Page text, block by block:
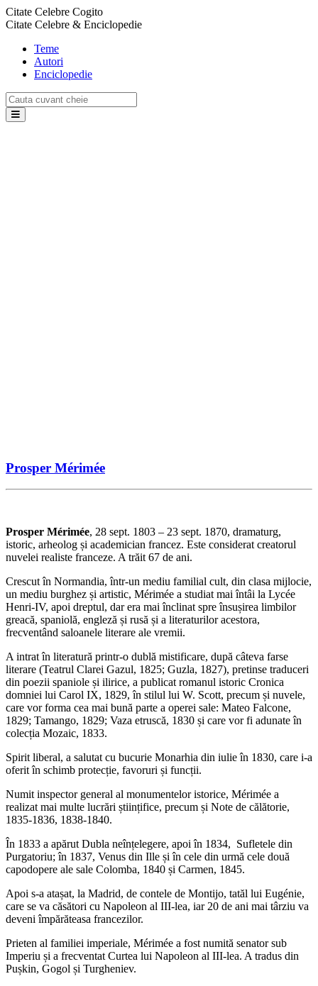
Citate Celebre Cogito
Citate Celebre & Enciclopedie
Teme
Autori
Enciclopedie
Prosper Mérimée
Prosper Mérimée, 28 sept. 1803 – 23 sept. 1870, dramaturg,
istoric, arheolog și academician francez. Este considerat creatorul
nuvelei realiste franceze. A trăit 67 de ani.
Crescut în Normandia, într-un mediu familial cult, din clasa mijlocie,
un mediu burghez și artistic, Mérimée a studiat mai întâi la Lycée
Henri-IV, apoi dreptul, dar era mai înclinat spre însușirea limbilor
greacă, spaniolă, engleză și rusă și a literaturilor acestora,
frecventând saloanele literare ale vremii.
A intrat în literatură printr-o dublă mistificare, după câteva farse
literare (Teatrul Clarei Gazul, 1825; Guzla, 1827), pretinse traduceri
din poezii spaniole și ilirice, a publicat romanul istoric Cronica
domniei lui Carol IX, 1829, în stilul lui W. Scott, precum și nuvele,
care vor forma cea mai bună parte a operei sale: Mateo Falcone,
1829; Tamango, 1829; Vaza etruscă, 1830 și care vor fi adunate în
colecția Mozaic, 1833.
Spirit liberal, a salutat cu bucurie Monarhia din iulie în 1830, care i-a
oferit în schimb protecție, favoruri și funcții.
Numit inspector general al monumentelor istorice, Mérimée a
realizat mai multe lucrări științifice, precum și Note de călătorie,
1835-1836, 1838-1840.
În 1833 a apărut Dubla neînțelegere, apoi în 1834, Sufletele din
Purgatoriu; în 1837, Venus din Ille și în cele din urmă cele două
capodopere ale sale Colomba, 1840 și Carmen, 1845.
Apoi s-a atașat, la Madrid, de contele de Montijo, tatăl lui Eugénie,
care se va căsători cu Napoleon al III-lea, iar 20 de ani mai târziu va
deveni împărăteasa francezilor.
Prieten al familiei imperiale, Mérimée a fost numită senator sub
Imperiu și a frecventat Curtea lui Napoleon al III-lea. A tradus din
Pușkin, Gogol și Turgheniev.